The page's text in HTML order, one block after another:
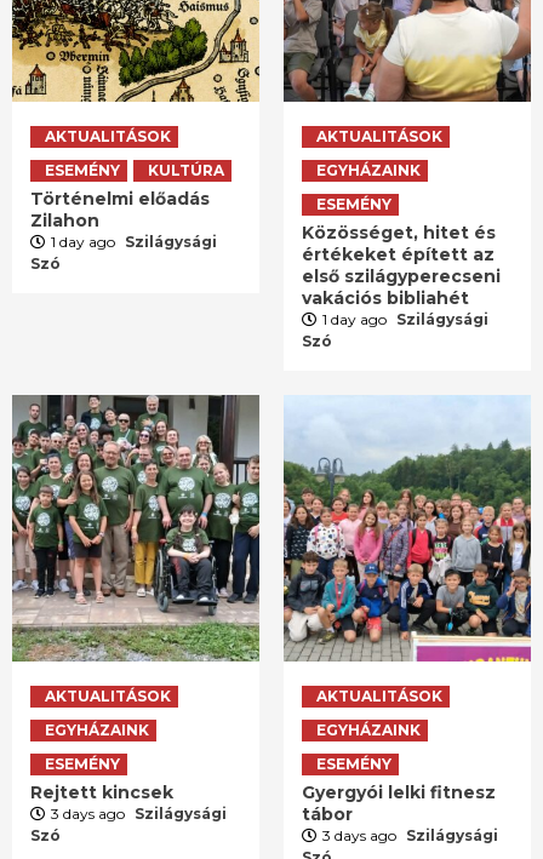
AKTUALITÁSOK
ESEMÉNY
KULTÚRA
Történelmi előadás
Zilahon
1 day ago Szilágysági
Szó
AKTUALITÁSOK
EGYHÁZAINK
ESEMÉNY
Közösséget, hitet és
értékeket épített az
első szilágyperecseni
vakációs bibliahét
1 day ago Szilágysági
Szó
AKTUALITÁSOK
EGYHÁZAINK
ESEMÉNY
Rejtett kincsek
3 days ago Szilágysági
Szó
AKTUALITÁSOK
EGYHÁZAINK
ESEMÉNY
Gyergyói lelki fitnesz
tábor
3 days ago Szilágysági